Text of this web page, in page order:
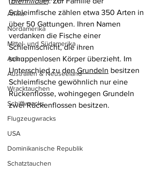
Afrika
Nordamerika
Mittel- und Südamerika
Asien
Australien & Neuseeland
Wracktauchen
Schiffwracks
Flugzeugwracks
USA
Dominikanische Republik
Schatztauchen
Schleimfische zählen etwa 350 Arten in
über 50 Gattungen. Ihren Namen
verdanken die Fische einer
Schleimschicht, die ihren
schuppenlosen Körper überzieht. Im
Unterschied zu den Grundeln besitzen
Schleimfische gewöhnlich nur eine
Rückenflosse, wohingegen Grundeln
zwei Rückenflossen besitzen.